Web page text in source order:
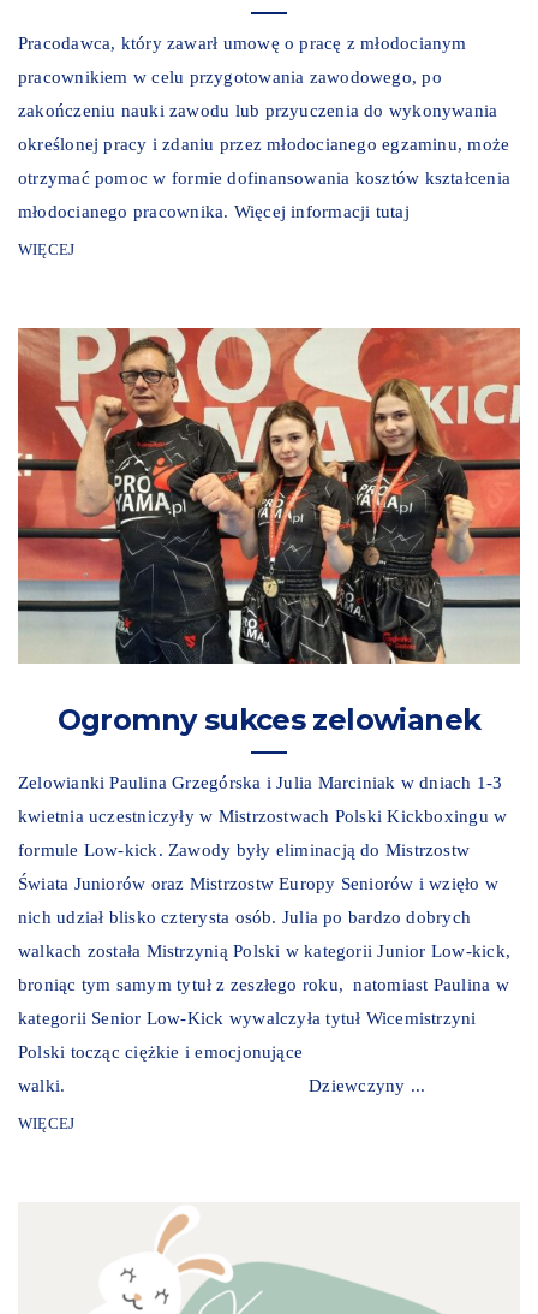
Pracodawca, który zawarł umowę o pracę z młodocianym
pracownikiem w celu przygotowania zawodowego, po
zakończeniu nauki zawodu lub przyuczenia do wykonywania
określonej pracy i zdaniu przez młodocianego egzaminu, może
otrzymać pomoc w formie dofinansowania kosztów kształcenia
młodocianego pracownika. Więcej informacji tutaj
WIĘCEJ
Ogromny sukces zelowianek
Zelowianki Paulina Grzegórska i Julia Marciniak w dniach 1-3
kwietnia uczestniczyły w Mistrzostwach Polski Kickboxingu w
formule Low-kick. Zawody były eliminacją do Mistrzostw
Świata Juniorów oraz Mistrzostw Europy Seniorów i wzięło w
nich udział blisko czterysta osób. Julia po bardzo dobrych
walkach została Mistrzynią Polski w kategorii Junior Low-kick,
broniąc tym samym tytuł z zeszłego roku, natomiast Paulina w
kategorii Senior Low-Kick wywalczyła tytuł Wicemistrzyni
Polski tocząc ciężkie i emocjonujące
walki. Dziewczyny ...
WIĘCEJ